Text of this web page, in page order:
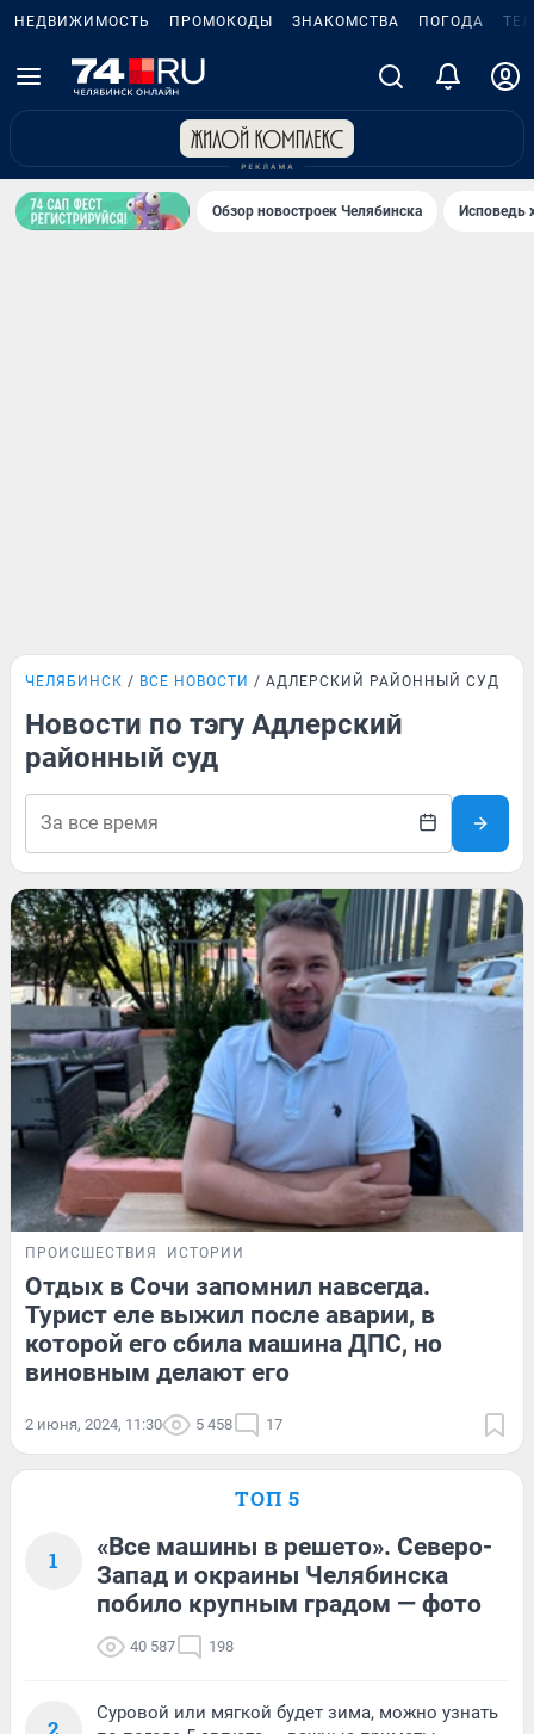
НЕДВИЖИМОСТЬ ПРОМОКОДЫ ЗНАКОМСТВА ПОГОДА
Обзор новостроек Челябинска Исповедь
ЧЕЛЯБИНСК ВСЕ НОВОСТИ АДЛЕРСКИЙ РАЙОННЫЙ СУД
Новости по тэгу Адлерский
районный суд
ПРОИСШЕСТВИЯ ИСТОРИИ
Отдых в Сочи запомнил навсегда.
Турист еле выжил после аварии, в
которой его сбила машина ДПС, но
виновным делают его
2 июня, 2024, 11:30 5 458 17
ТОП 5
1
«Все машины в решето». Северо-
Запад и окраины Челябинска
побило крупным градом — фото
40 587 198
2
Суровой или мягкой будет зима, можно узнать